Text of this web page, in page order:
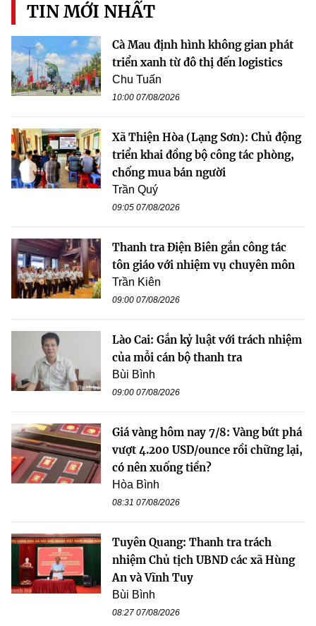
TIN MỚI NHẤT
Cà Mau định hình không gian phát
triển xanh từ đô thị đến logistics
Chu Tuấn
10:00 07/08/2026
Xã Thiện Hòa (Lạng Sơn): Chủ động
triển khai đồng bộ công tác phòng,
chống mua bán người
Trần Quý
09:05 07/08/2026
Thanh tra Điện Biên gắn công tác
tôn giáo với nhiệm vụ chuyên môn
Trần Kiên
09:00 07/08/2026
Lào Cai: Gắn kỷ luật với trách nhiệm
của mỗi cán bộ thanh tra
Bùi Bình
09:00 07/08/2026
Giá vàng hôm nay 7/8: Vàng bứt phá
vượt 4.200 USD/ounce rồi chững lại,
có nên xuống tiền?
Hòa Bình
08:31 07/08/2026
Tuyên Quang: Thanh tra trách
nhiệm Chủ tịch UBND các xã Hùng
An và Vĩnh Tuy
Bùi Bình
08:27 07/08/2026